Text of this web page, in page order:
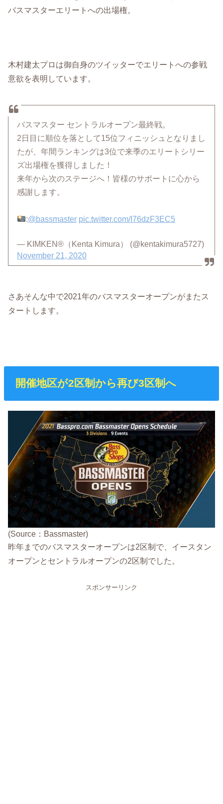
バスマスターエリートへの出場権。
木村建太プロは御自身のツイッターでエリートへの参戦
意欲を表明しています。
バスマスター セントラルオープン最終戦。
2日目に順位を落として15位フィニッシュとなりまし
たが、年間ランキングは3位で来季のエリートシリー
ズ出場権を獲得しました！
来年から次のステージへ！皆様のサポートに心から
感謝します。
:@bassmaster pic.twitter.com/I76dzF3EC5
— KIMKEN®（Kenta Kimura） (@kentakimura5727)
November 21, 2020
さあそんな中で2021年のバスマスターオープンがまたス
タートします。
開催地区が2区制から再び3区制へ
(Source：Bassmaster)
昨年までのバスマスターオープンは2区制で、イースタン
オープンとセントラルオープンの2区制でした。
スポンサーリンク